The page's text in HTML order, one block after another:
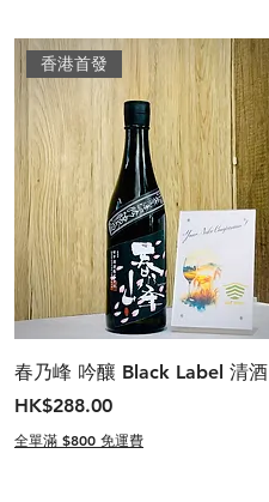
香港首發
春乃峰 吟釀 Black Label 清酒
價格
HK$288.00
全單滿 $800 免運費